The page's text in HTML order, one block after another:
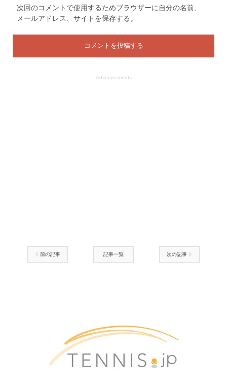
次回のコメントで使用するためブラウザーに自分の名前、
メールアドレス、サイトを保存する。
Advertisements
前の記事 記事一覧 次の記事